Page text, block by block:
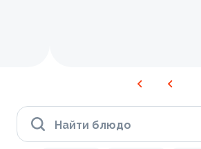
Найти блюдо